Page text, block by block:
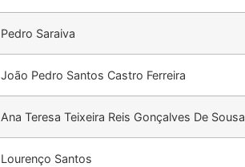
Pedro Saraiva
João Pedro Santos Castro Ferreira
Ana Teresa Teixeira Reis Gonçalves De Sousa
Lourenço Santos